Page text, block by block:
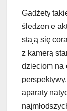
Gadżety
śledzenie
stają się
z kamerą
dzieciom na
perspektywy.
aparaty